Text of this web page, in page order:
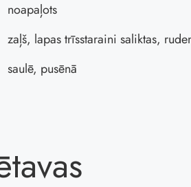
noapaļots
zaļš, lapas trīsstaraini saliktas,
saulē, pusēnā